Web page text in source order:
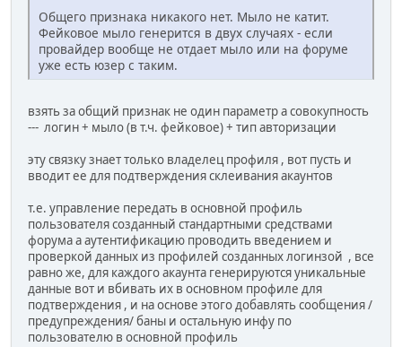
Общего признака никакого нет. Мыло не катит.
Фейковое мыло генерится в двух случаях - если
провайдер вообще не отдает мыло или на форуме
уже есть юзер с таким.
взять за общий признак не один параметр а совокупность
--- логин + мыло (в т.ч. фейковое) + тип авторизации
эту связку знает только владелец профиля , вот пусть и
вводит ее для подтверждения склеивания акаунтов
т.е. управление передать в основной профиль
пользователя созданный стандартными средствами
форума а аутентификацию проводить введением и
проверкой данных из профилей созданных логинзой , все
равно же, для каждого акаунта генерируются уникальные
данные вот и вбивать их в основном профиле для
подтверждения , и на основе этого добавлять сообщения /
предупреждения/ баны и остальную инфу по
пользователю в основной профиль